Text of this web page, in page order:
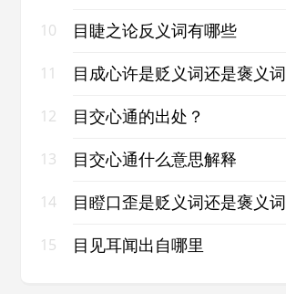
10 目睫之论反义词有哪些
11 目成心许是贬义词还是褒义词
12 目交心通的出处？
13 目交心通什么意思解释
14 目瞪口歪是贬义词还是褒义词
15 目见耳闻出自哪里